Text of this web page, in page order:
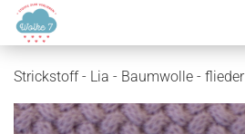
Strickstoff - Lia - Baumwolle - flieder